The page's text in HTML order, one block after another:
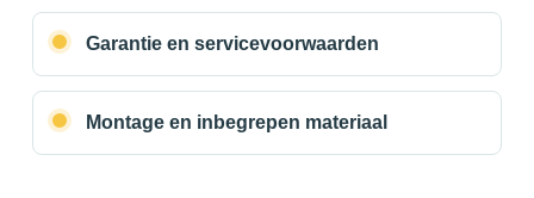
Garantie en servicevoorwaarden
Montage en inbegrepen materiaal